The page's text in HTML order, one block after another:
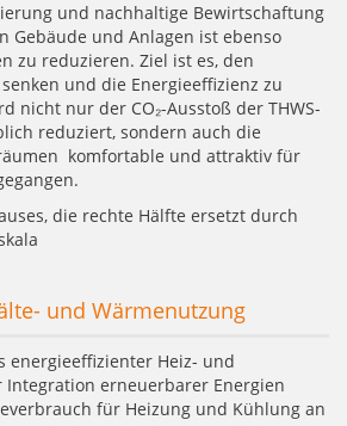
und nachhaltige Bewirtschaftung
Gebäude und Anlagen ist ebenso
zu reduzieren. Ziel ist es, den
und die Energieeffizienz zu
nicht nur der CO₂-Ausstoß der THWS-
reduziert, sondern auch die
komfortable und attraktiv für
und Wärmenutzung
energieeffizienter Heiz- und
Integration erneuerbarer Energien
für Heizung und Kühlung an